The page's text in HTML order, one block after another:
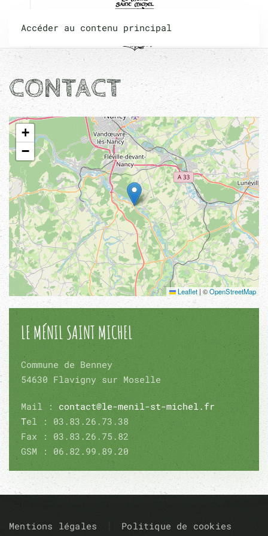
Accéder au contenu principal
CONTACT
+
−
Leaflet | ©OpenStreetMap
LE MÉNIL SAINT MICHEL
Commune de Benney
54630 Flavigny sur Moselle
Mail : contact@le-menil-st-michel.fr
Tel : 03.83.26.73.38
Fax : 03.83.26.75.82
GSM : 06.82.99.89.20
Mentions légales Politique de cookies